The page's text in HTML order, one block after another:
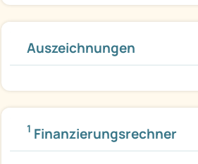
Auszeichnungen
1 Finanzierungsrechner